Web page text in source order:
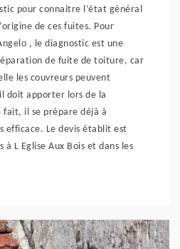
pour connaitre l’état général
de ces fuites. Pour
, le diagnostic est une
de fuite de toiture, car
les couvreurs peuvent
doit apporter lors de la
il se prépare déjà à
efficace. Le devis établit est
L Eglise Aux Bois et dans les